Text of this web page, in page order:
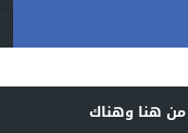
من هنا وهناك